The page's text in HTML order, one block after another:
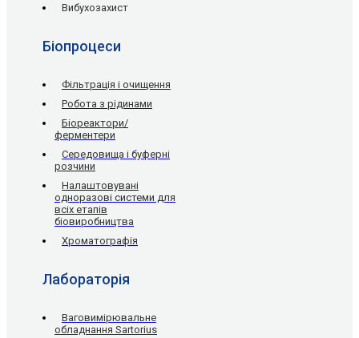
Вибухозахист
Біопроцеси
Фільтрація і очищення
Робота з рідинами
Біореактори/
ферментери
Середовища і буферні
розчини
Налаштовувані
одноразові системи для
всіх етапів
біовиробництва
Хроматографія
Лабораторія
Ваговимірювальне
обладнання Sartorius